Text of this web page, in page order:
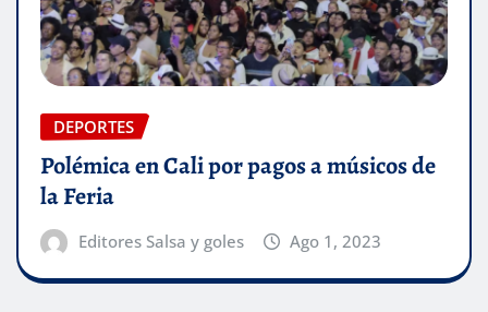
DEPORTES
Polémica en Cali por pagos a músicos de
la Feria
Editores Salsa y goles Ago 1, 2023